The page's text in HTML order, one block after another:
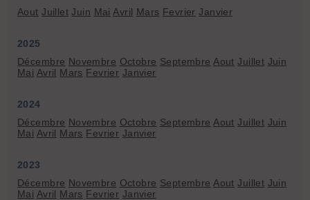
Aout Juillet Juin Mai Avril Mars Fevrier Janvier
2025
Décembre Novembre Octobre Septembre Aout Juillet Juin
Mai Avril Mars Fevrier Janvier
2024
Décembre Novembre Octobre Septembre Aout Juillet Juin
Mai Avril Mars Fevrier Janvier
2023
Décembre Novembre Octobre Septembre Aout Juillet Juin
Mai Avril Mars Fevrier Janvier